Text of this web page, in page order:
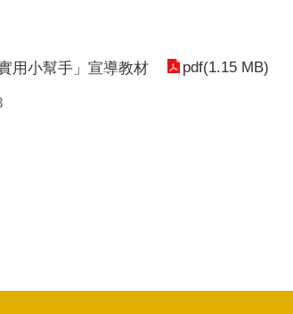
用小幫手」宣導教材 pdf(1.15 MB)